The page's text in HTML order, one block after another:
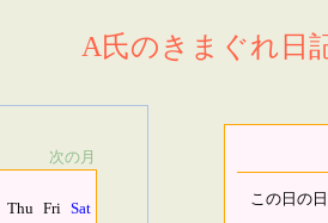
A氏のきまぐれ日
次の月
Thu Fri Sat
この日の